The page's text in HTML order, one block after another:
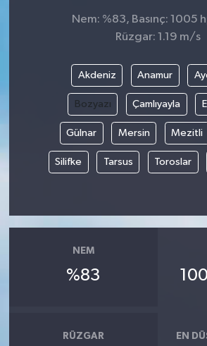
Nem: %83, Basınç: 1005
Rüzgar: 1.19 m/s
Akdeniz Anamur
Bozyazı Çamlıyayla
Gülnar Mersin Mezitli
Silifke Tarsus Toroslar
NEM
%83
RÜZGAR EN